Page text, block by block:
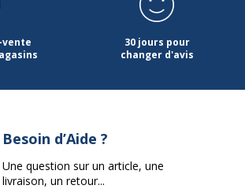
vente
30 jours pour
changer d'avis
Besoin d’Aide ?
Une question sur un article, une
livraison, un retour...